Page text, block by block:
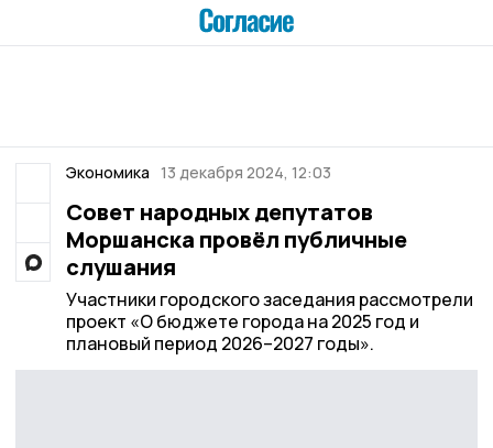
Экономика 13 декабря 2024, 12:03
Совет народных депутатов
Моршанска провёл публичные
слушания
Участники городского заседания рассмотрели
проект «О бюджете города на 2025 год и
плановый период 2026–2027 годы».